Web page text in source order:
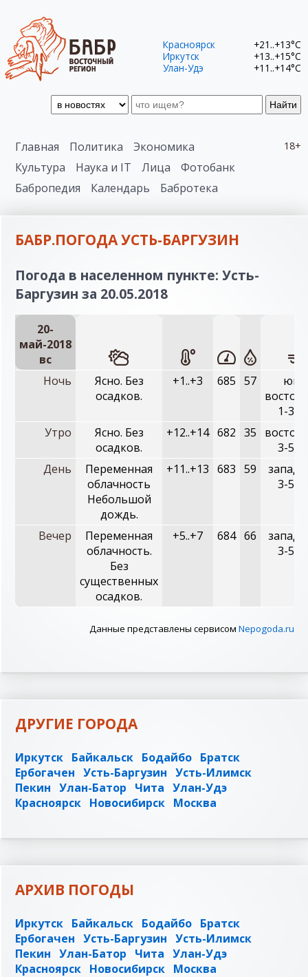
Найти
Красноярск
+21..+13°C
Иркутск
+13..+15°C
Улан-Удэ
+11..+14°C
18+
Главная Политика
Экономика
Культура
Наука и IT Лица
Фотобанк
Бабропедия
Календарь Бабротека
БАБР.ПОГОДА УСТЬ-БАРГУЗИН
Погода в населенном пункте: Усть-
Баргузин за 20.05.2018
20-
май-2018
вc
Ночь
Ясно. Без
осадков.
+1..+3 685 57
юго-
1-3
Утро
Ясно. Без
осадков.
+12..+14 682 35
3-5
День
Переменная
облачность
Небольшой
дождь.
+11..+13 683 59
3-5
Вечер
Переменная
облачность.
Без
существенных
осадков.
+5..+7 684 66
3-5
Данные представлены сервисом Nepogoda.ru
ДРУГИЕ ГОРОДА
Иркутск Байкальск Бодайбо Братск
Ербогачен Усть-Баргузин Усть-Илимск
Пекин Улан-Батор Чита Улан-Удэ
Красноярск Новосибирск Москва
АРХИВ ПОГОДЫ
Иркутск Байкальск Бодайбо Братск
Ербогачен Усть-Баргузин Усть-Илимск
Пекин Улан-Батор Чита Улан-Удэ
Красноярск Новосибирск Москва